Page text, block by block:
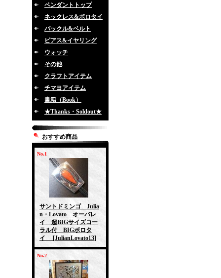
ペンダントトップ
ネックレス&ボロタイ
バックル&ベルト
ピアス&イヤリング
ウォッチ
その他
クラフトアイテム
チマヨアイテム
書籍（Book）
★Thanks・Soldout★
おすすめ商品
No.1
サントドミンゴ Julia
n・Lovato オーバレ
イ 超BIGサイズコー
ラル付 BIGボロタ
イ
[JulianLovato13]
No.2